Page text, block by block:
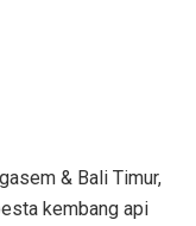
& Bali Timur,
kembang api